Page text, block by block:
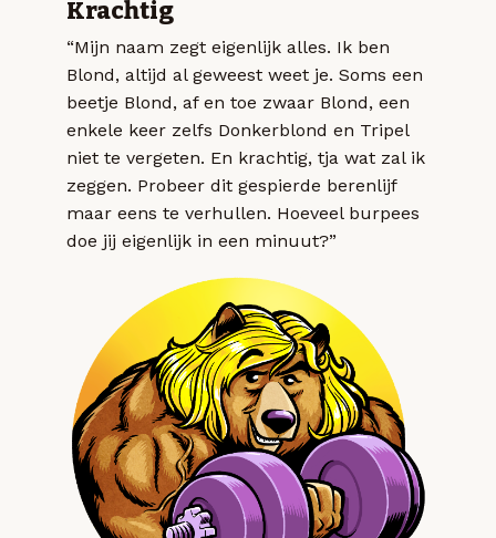
Krachtig
“Mijn naam zegt eigenlijk alles. Ik ben
Blond, altijd al geweest weet je. Soms een
beetje Blond, af en toe zwaar Blond, een
enkele keer zelfs Donkerblond en Tripel
niet te vergeten. En krachtig, tja wat zal ik
zeggen. Probeer dit gespierde berenlijf
maar eens te verhullen. Hoeveel burpees
doe jij eigenlijk in een minuut?”